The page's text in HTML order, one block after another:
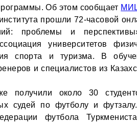
Об этом сообщает
прошли 72-часовой
проблемы и
университетов
спорта и туризма. В
и специалистов из
получили около 30
судей по футболу и
футбола